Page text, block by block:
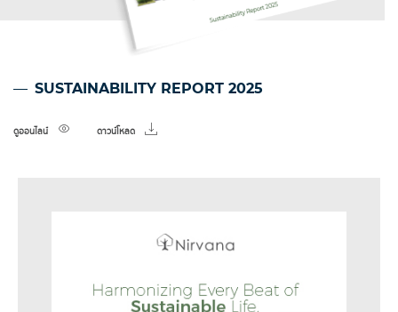
SUSTAINABILITY REPORT 2025
ดูออนไลน์ ดาวน์โหลด